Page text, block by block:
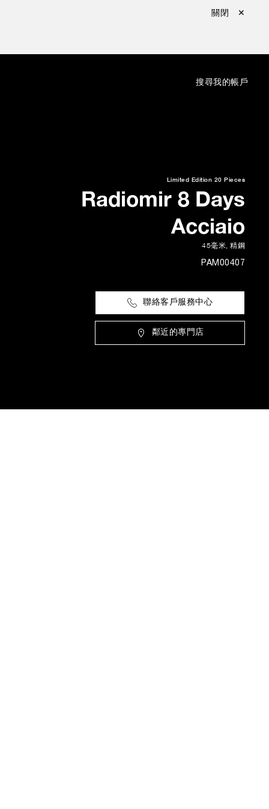
關閉 ✕
搜尋我的帳戶
Limited Edition 20 Pieces
Radiomir 8 Days
Acciaio
45毫米 精鋼
PAM00407
聯絡客戶服務中心
鄰近的專門店